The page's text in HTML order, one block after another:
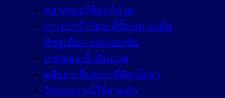
พลาสเตอร์ติดแก้ปวด
กระเป๋าน้ำร้อน-ที่ปั๊มนม-ถุงมือ
ทิชชูเปียก-แผ่นรองซับ
ยาหม่อง-น้ำมันนวด
ตลับยา-ที่บดยา-ที่ตัดเม็ดยา
วัสดุอุปกรณ์ใช้ส่วนตัว